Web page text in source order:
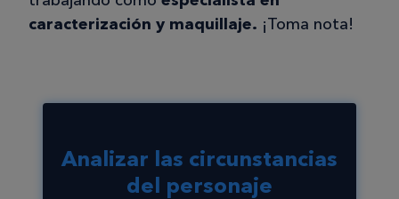
caracterización y maquillaje. ¡Toma nota!
Analizar las circunstancias
del personaje